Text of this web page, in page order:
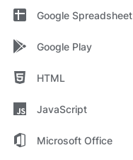
Google Spreadsheet
Google Play
HTML
JavaScript
Microsoft Office